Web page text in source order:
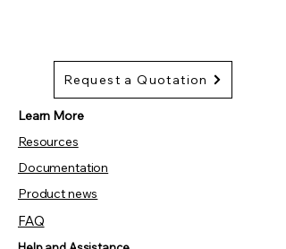
Request a Quotation
Learn More
Resources
Documentation
Product news
FAQ